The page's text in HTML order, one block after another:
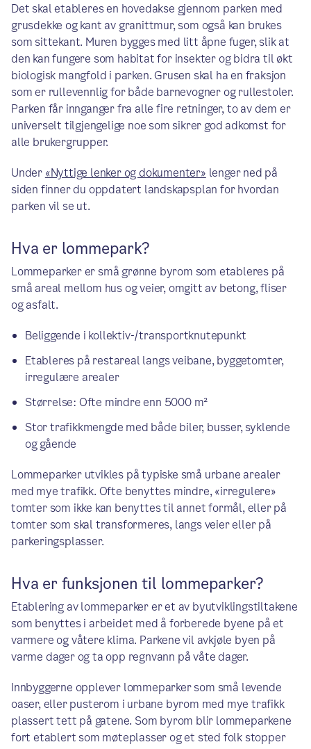
Det skal etableres en hovedakse gjennom parken med
grusdekke og kant av granittmur, som også kan brukes
som sittekant. Muren bygges med litt åpne fuger, slik at
den kan fungere som habitat for insekter og bidra til økt
biologisk mangfold i parken. Grusen skal ha en fraksjon
som er rullevennlig for både barnevogner og rullestoler.
Parken får innganger fra alle fire retninger, to av dem er
universelt tilgjengelige noe som sikrer god adkomst for
alle brukergrupper.
Under «Nyttige lenker og dokumenter» lenger ned på
siden finner du oppdatert landskapsplan for hvordan
parken vil se ut.
Hva er lommepark?
Lommeparker er små grønne byrom som etableres på
små areal mellom hus og veier, omgitt av betong, fliser
og asfalt.
Beliggende i kollektiv-/transportknutepunkt
Etableres på restareal langs veibane, byggetomter,
irregulære arealer
Størrelse: Ofte mindre enn 5000 m²
Stor trafikkmengde med både biler, busser, syklende
og gående
Lommeparker utvikles på typiske små urbane arealer
med mye trafikk. Ofte benyttes mindre, «irregulere»
tomter som ikke kan benyttes til annet formål, eller på
tomter som skal transformeres, langs veier eller på
parkeringsplasser.
Hva er funksjonen til lommeparker?
Etablering av lommeparker er et av byutviklingstiltakene
som benyttes i arbeidet med å forberede byene på et
varmere og våtere klima. Parkene vil avkjøle byen på
varme dager og ta opp regnvann på våte dager.
Innbyggerne opplever lommeparker som små levende
oaser, eller pusterom i urbane byrom med mye trafikk
plassert tett på gatene. Som byrom blir lommeparkene
fort etablert som møteplasser og et sted folk stopper